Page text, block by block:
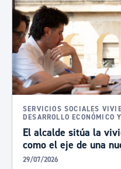
SERVICIOS SOCIALES
DESARROLLO ECONÓMICO
El alcalde sitúa la
como el eje de una
29/07/2026